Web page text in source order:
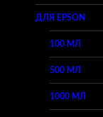
ДЛЯ EPSON
100 МЛ
500 МЛ
1000 МЛ